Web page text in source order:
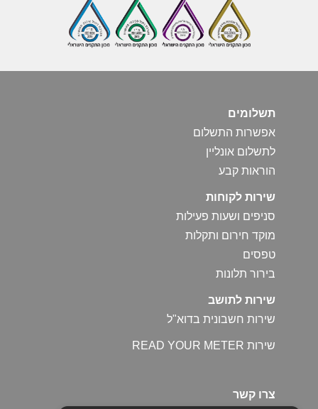
תשלומים
אפשרות התשלום
לתשלום אונליין
הוראות קבע
שירות לקוחות
סניפים ושעות פעילות
מוקד חירום ותקלות
טפסים
בירור תלונות
שירות לתושב
שירות חשבונית בדוא"ל
שירות READ YOUR METER
צרו קשר